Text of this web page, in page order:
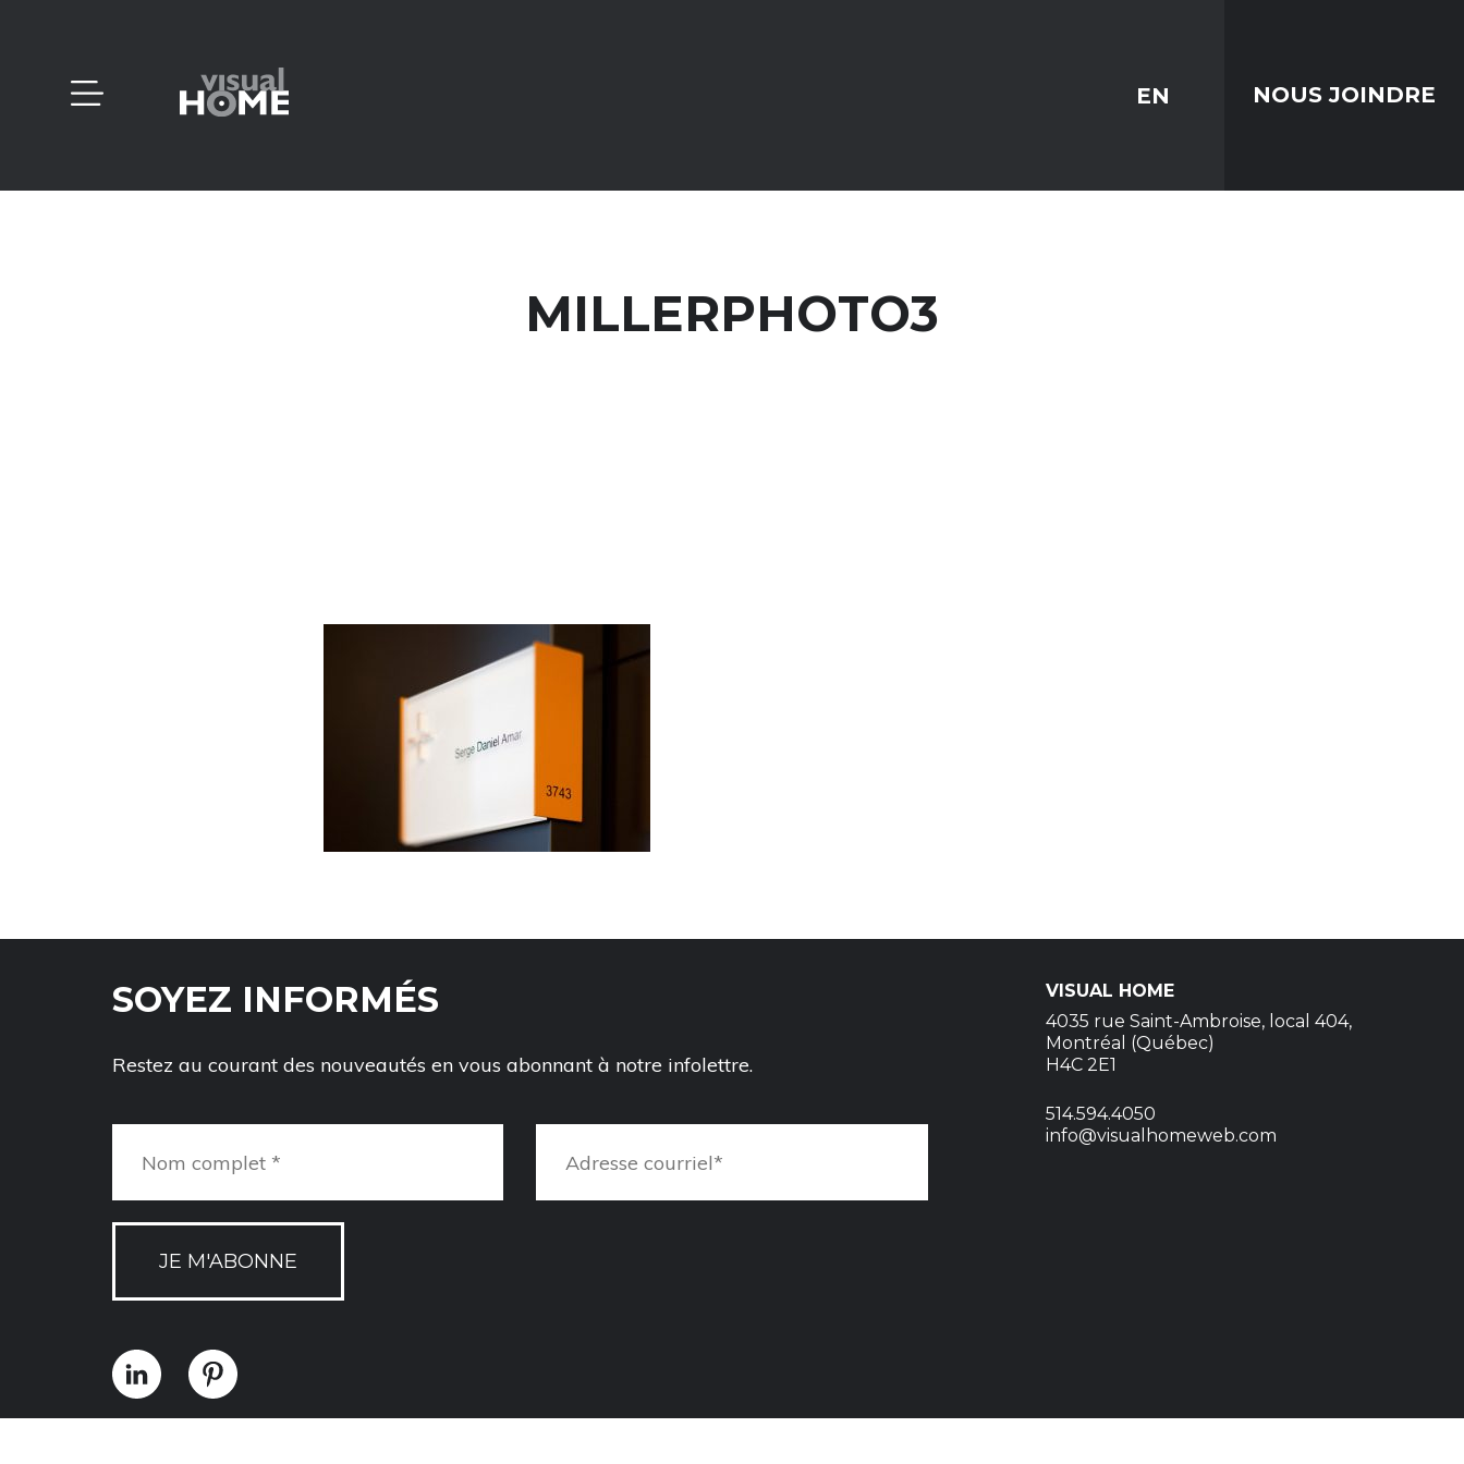
EN NOUS JOINDRE
MILLERPHOTO3
SOYEZ INFORMÉS
Restez au courant des nouveautés en vous abonnant à notre infolettre.
JE M'ABONNE
VISUAL HOME
4035 rue Saint-Ambroise, local 404,
Montréal (Québec)
H4C 2E1
514.594.4050
info@visualhomeweb.com